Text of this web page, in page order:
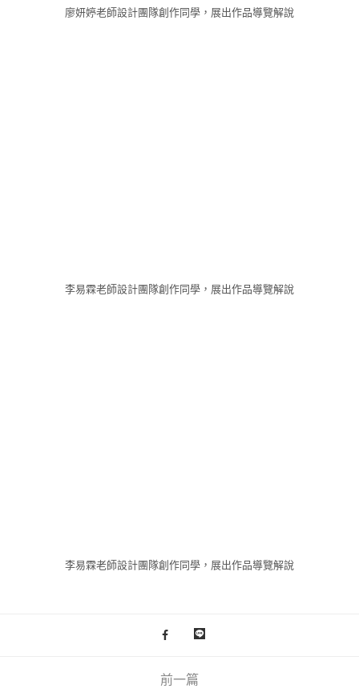
廖妍婷老師設計團隊創作同學，展出作品導覽解說
李易霖老師設計團隊創作同學，展出作品導覽解說
李易霖老師設計團隊創作同學，展出作品導覽解說
前一篇